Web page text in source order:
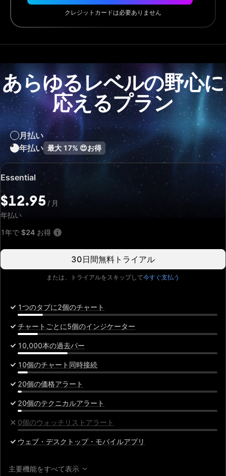
クレジットカードは必要ありません
あらゆるレベルの野心に
応えるプラン
月払い
年払い 最大 17% 😍お得
Essential
特
価
格:
$12.95
月
$12.95 / 月
年払い
1年で $24 お得
30日間無料トライアル
または、トライアルをスキップして今すぐ支払う
1つのタブに2個のチャート
チャートごとに5個のインジケーター
10,000本の過去バー
10個のチャート同時接続
20個の価格アラート
20個のテクニカルアラート
0個のウォッチリストアラート
ウェブ・デスクトップ・モバイルアプリ
主要機能をすべて表示